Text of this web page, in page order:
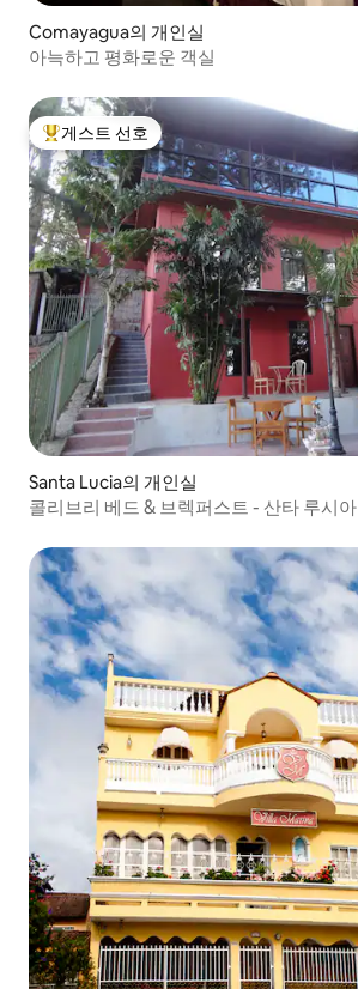
Comayagua의 개인실
아늑하고 평화로운 객실
상위 게스트 선호
게스트 선호
Santa Lucia의 개인실
콜리브리 베드 & 브렉퍼스트 - 산타 루시아